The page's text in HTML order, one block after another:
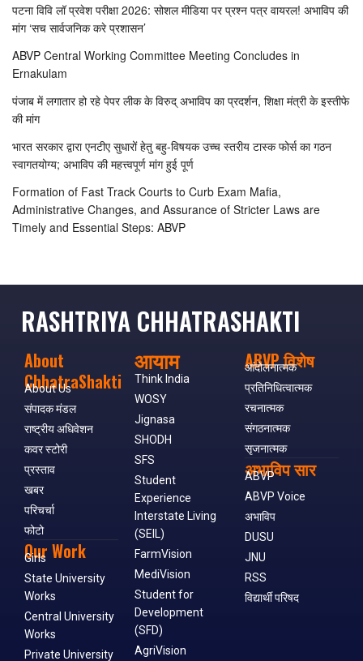
पटना विवि लॉ प्रवेश परीक्षा 2026: सोशल मीडिया पर प्रश्न पत्र वायरल! अभाविप की
मांग ‘सच सार्वजनिक करे प्रशासन’
ABVP Central Working Committee Meeting Concludes in
Ernakulam
पंजाब में लगातार हो रहे पेपर लीक के विरुद् अभाविप का प्रदर्शन, शिक्षा मंत्री के इस्तीफे
की मांग
भारत सरकार द्वारा एनटीए सुधारों हेतु बहु-विषयक उच्च स्तरीय टास्क फोर्स का गठन
स्वागतयोग्य; अभाविप की महत्त्वपूर्ण मांग हुई पूर्ण
Formation of Fast Track Courts to Curb Exam Mafia,
Administrative Changes, and Assurance of Stricter Laws are
Timely and Essential Steps: ABVP
RASHTRIYA CHHATRASHAKTI
About
ChhatraShakti
About Us
संपादक मंडल
राष्ट्रीय अधिवेशन
कवर स्टोरी
प्रस्ताव
खबर
परिचर्चा
फोटो
Our Work
Girls
State University
Works
Central University
Works
Private University
आयाम
Think India
WOSY
Jignasa
SHODH
SFS
Student
Experience
Interstate Living
(SEIL)
FarmVision
MediVision
Student for
Development
(SFD)
AgriVision
ABVP विशेष
आंदोलनात्मक
प्रतिनिधित्वात्मक
रचनात्मक
संगठनात्मक
सृजनात्मक
अभाविप सार
ABVP
ABVP Voice
अभाविप
DUSU
JNU
RSS
विद्यार्थी परिषद